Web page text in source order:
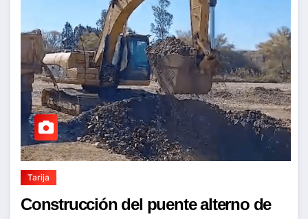
Tarija
Construcción del puente alterno de